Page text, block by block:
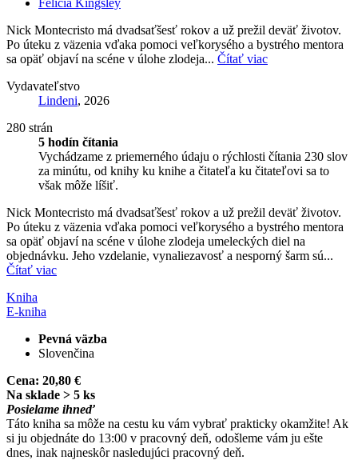
Nick Montecristo má dvadsaťšesť rokov a už prežil deväť životov.
Po úteku z väzenia vďaka pomoci veľkorysého a bystrého mentora
sa opäť objaví na scéne v úlohe zlodeja... Čítať viac
Vydavateľstvo
Lindeni, 2026
280 strán
5 hodín čítania
Vychádzame z priemerného údaju o rýchlosti čítania 230 slov
za minútu, od knihy ku knihe a čitateľa ku čitateľovi sa to
však môže líšiť.
Nick Montecristo má dvadsaťšesť rokov a už prežil deväť životov.
Po úteku z väzenia vďaka pomoci veľkorysého a bystrého mentora
sa opäť objaví na scéne v úlohe zlodeja umeleckých diel na
objednávku. Jeho vzdelanie, vynaliezavosť a nesporný šarm sú...
Čítať viac
Kniha
E-kniha
Pevná väzba
Slovenčina
Cena: 20,80 €
Na sklade > 5 ks
Posielame ihneď
Táto kniha sa môže na cestu ku vám vybrať prakticky okamžite! Ak
si ju objednáte do 13:00 v pracovný deň, odošleme vám ju ešte
dnes, inak najneskôr nasledujúci pracovný deň.